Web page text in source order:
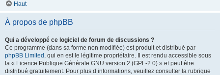
Haut
À propos de phpBB
Qui a développé ce logiciel de forum de discussions ?
Ce programme (dans sa forme non modifiée) est produit et distribué par
phpBB Limited , qui en est le légitime propriétaire. Il est rendu accessible sous
la « Licence Publique Générale GNU version 2 (GPL-2.0) » et peut être
distribué gratuitement. Pour plus d’informations, veuillez consulter la rubrique